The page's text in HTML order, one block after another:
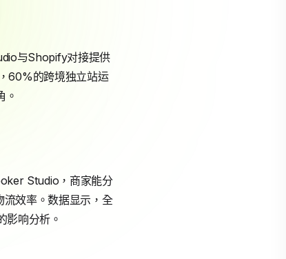
与Shopify对接提供
60%的跨境独立站运
。
Studio，商家能分
效率。数据显示，全
影响分析。